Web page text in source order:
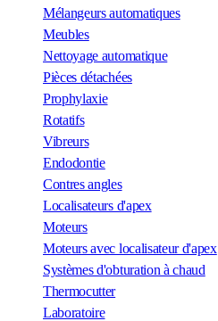
Mélangeurs automatiques
Meubles
Nettoyage automatique
Pièces détachées
Prophylaxie
Rotatifs
Vibreurs
Endodontie
Contres angles
Localisateurs d'apex
Moteurs
Moteurs avec localisateur d'apex
Systèmes d'obturation à chaud
Thermocutter
Laboratoire